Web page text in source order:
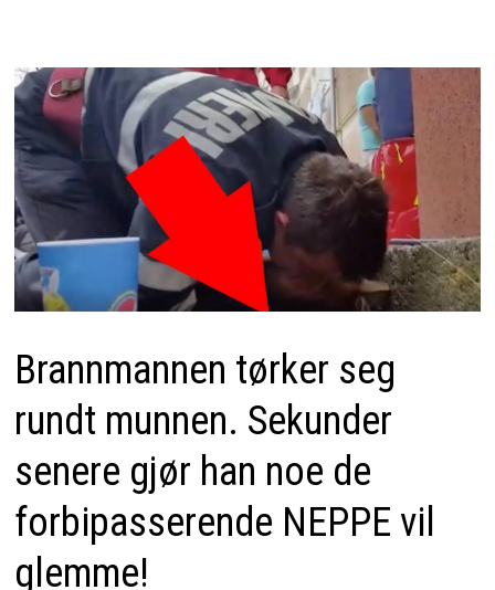
Brannmannen tørker seg
rundt munnen. Sekunder
senere gjør han noe de
forbipasserende NEPPE vil
glemme!